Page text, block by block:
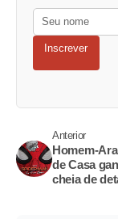
Inscrever
Anterior
Homem-
de Casa
cheia de